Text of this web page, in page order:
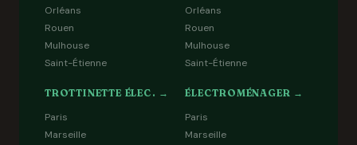
Orléans
Rouen
Mulhouse
Saint-Étienne
Orléans
Rouen
Mulhouse
Saint-Étienne
TROTTINETTE ÉLEC. →
Paris
Marseille
ÉLECTROMÉNAGER →
Paris
Marseille